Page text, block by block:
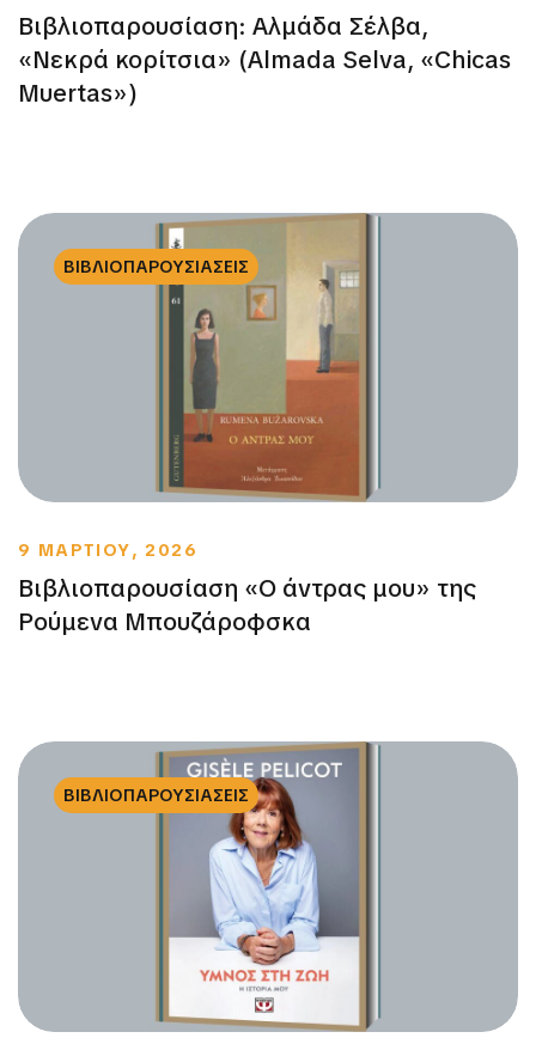
Βιβλιοπαρουσίαση: Αλμάδα Σέλβα,
«Νεκρά κορίτσια» (Almada Selva, «Chicas
Muertas»)
ΒΙΒΛΙΟΠΑΡΟΥΣΙΑΣΕΙΣ
9 ΜΑΡΤΙΟΥ, 2026
Βιβλιοπαρουσίαση «Ο άντρας μου» της
Ρούμενα Μπουζάροφσκα
ΒΙΒΛΙΟΠΑΡΟΥΣΙΑΣΕΙΣ